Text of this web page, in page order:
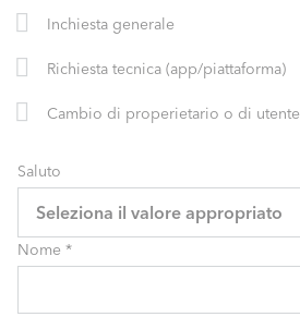
Inchiesta generale
Richiesta tecnica (app/piattaforma)
Cambio di properietario o di utente
Saluto
Seleziona il valore appropriato
Nome *